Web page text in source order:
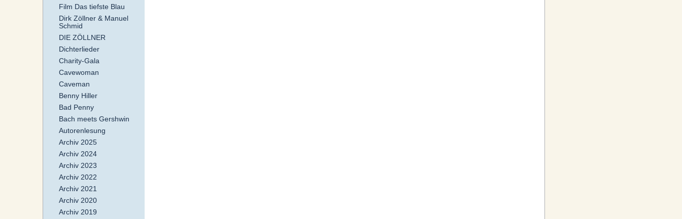
Film Das tiefste Blau
Dirk Zöllner & Manuel
Schmid
DIE ZÖLLNER
Dichterlieder
Charity-Gala
Cavewoman
Caveman
Benny Hiller
Bad Penny
Bach meets Gershwin
Autorenlesung
Archiv 2025
Archiv 2024
Archiv 2023
Archiv 2022
Archiv 2021
Archiv 2020
Archiv 2019